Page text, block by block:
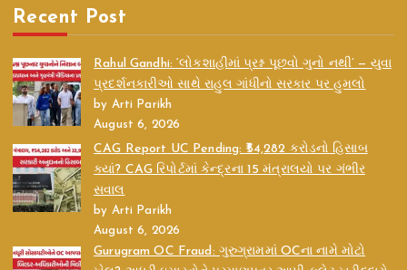
Recent Post
Rahul Gandhi: ‘લોકશાહીમાં પ્રશ્ન પૂછવો ગુનો નથી’ — યુવા
પ્રદર્શનકારીઓ સાથે રાહુલ ગાંધીનો સરકાર પર હુમલો
by Arti Parikh
August 6, 2026
CAG Report UC Pending: ₹54,282 કરોડનો હિસાબ
ક્યાં? CAG રિપોર્ટમાં કેન્દ્રના 15 મંત્રાલયો પર ગંભીર
સવાલ
by Arti Parikh
August 6, 2026
Gurugram OC Fraud: ગુરુગ્રામમાં OCના નામે મોટો